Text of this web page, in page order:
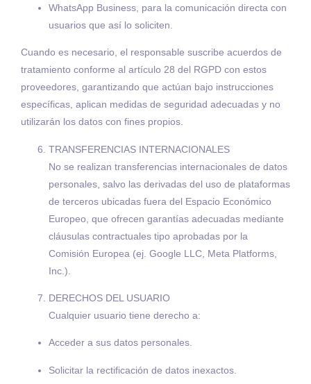
WhatsApp Business, para la comunicación directa con
usuarios que así lo soliciten.
Cuando es necesario, el responsable suscribe acuerdos de
tratamiento conforme al artículo 28 del RGPD con estos
proveedores, garantizando que actúan bajo instrucciones
específicas, aplican medidas de seguridad adecuadas y no
utilizarán los datos con fines propios.
TRANSFERENCIAS INTERNACIONALES
No se realizan transferencias internacionales de datos
personales, salvo las derivadas del uso de plataformas
de terceros ubicadas fuera del Espacio Económico
Europeo, que ofrecen garantías adecuadas mediante
cláusulas contractuales tipo aprobadas por la
Comisión Europea (ej. Google LLC, Meta Platforms,
Inc.).
DERECHOS DEL USUARIO
Cualquier usuario tiene derecho a:
Acceder a sus datos personales.
Solicitar la rectificación de datos inexactos.